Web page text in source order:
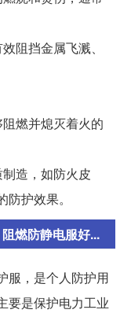
阻挡金属飞溅、
燃并熄灭着火的
造，如防火皮
护效果。
燃防静电服好...
服，是个人防护用
要是保护电力工业